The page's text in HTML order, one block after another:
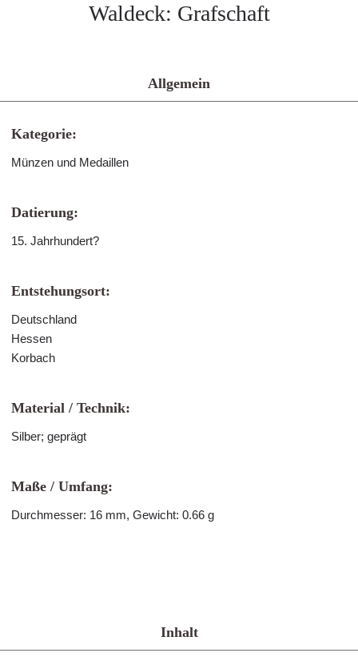
Waldeck: Grafschaft
Allgemein
Kategorie:
Münzen und Medaillen
Datierung:
15. Jahrhundert?
Entstehungsort:
Deutschland
Hessen
Korbach
Material / Technik:
Silber; geprägt
Maße / Umfang:
Durchmesser: 16 mm, Gewicht: 0.66 g
Inhalt